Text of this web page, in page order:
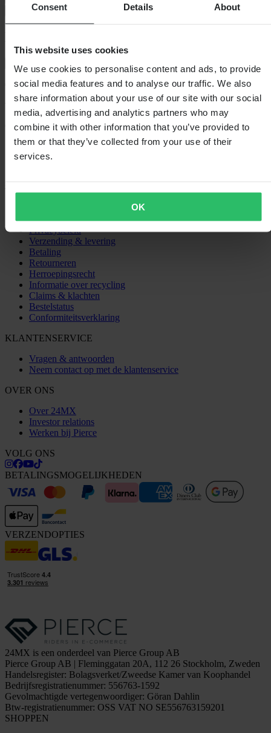
Consent Details About
This website uses cookies
We use cookies to personalise content and ads, to provide
social media features and to analyse our traffic. We also
share information about your use of our site with our social
media, advertising and analytics partners who may
combine it with other information that you’ve provided to
them or that they’ve collected from your use of their
services.
OK
Veiligheidsinformatie
Toon alleen lokale reviews
van de 5
Gebaseerd op 0 beoordelingen
Algemene Voorwaarden
Privacybeleid
Verzending & levering
Betaling
Retourneren
Herroepingsrecht
Informatie over recycling
Claims & klachten
Bestelstatus
Conformiteitsverklaring
KLANTENSERVICE
Vragen & antwoorden
Neem contact op met de klantenservice
OVER ONS
Over 24MX
Investor relations
Werken bij Pierce
VOLG ONS
BETALINGSMOGELIJKHEDEN
VERZENDOPTIES
24MX is een onderdeel van Pierce Group AB
Pierce Group AB | Fleminggatan 20A, 112 26 Stockholm, Zweden
Handelsregister: Bolagsverket/Zweedse Kamer van Koophandel
Bedrijfsregistratienummer: 556763-1592
Gevolmachtigde vertegenwoordiger: Göran Dahlin
Btw-registratienummer: OSS VAT NO SE556763159201
SHOPPEN